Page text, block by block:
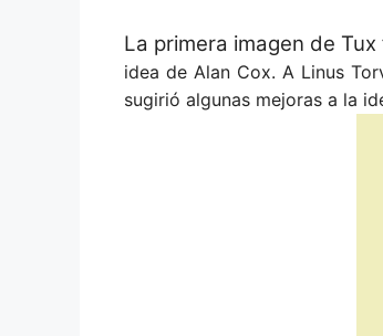
La primera imagen de
idea de Alan Cox. A Linus
sugirió algunas mejoras a la